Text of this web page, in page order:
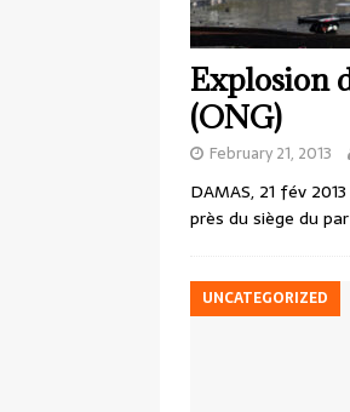
Explosion
(ONG)
February 21, 2013
DAMAS, 21 fév
près du siège du
UNCATEGORIZED